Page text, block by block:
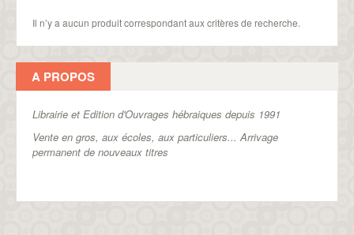
Il n’y a aucun produit correspondant aux critères de recherche.
A PROPOS
Librairie et Edition d'Ouvrages hébraiques depuis 1991
Vente en gros, aux écoles, aux particuliers...Arrivage
permanent de nouveaux titres